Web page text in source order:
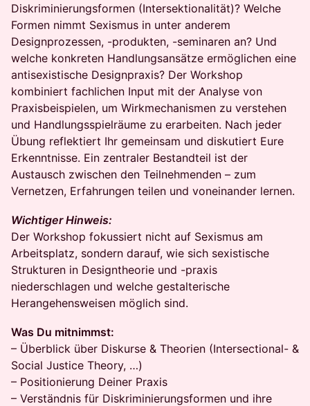
Diskriminierungsformen (Intersektionalität)? Welche
Formen nimmt Sexismus in unter anderem
Designprozessen, -produkten, -seminaren an? Und
welche konkreten Handlungsansätze ermöglichen eine
antisexistische Designpraxis? Der Workshop
kombiniert fachlichen Input mit der Analyse von
Praxisbeispielen, um Wirkmechanismen zu verstehen
und Handlungsspielräume zu erarbeiten. Nach jeder
Übung reflektiert Ihr gemeinsam und diskutiert Eure
Erkenntnisse. Ein zentraler Bestandteil ist der
Austausch zwischen den Teilnehmenden – zum
Vernetzen, Erfahrungen teilen und voneinander lernen.
Wichtiger Hinweis:
Der Workshop fokussiert nicht auf Sexismus am
Arbeitsplatz, sondern darauf, wie sich sexistische
Strukturen in Designtheorie und -praxis
niederschlagen und welche gestalterische
Herangehensweisen möglich sind.
Was Du mitnimmst:
– Überblick über Diskurse & Theorien (Intersectional- &
Social Justice Theory, …)
– Positionierung Deiner Praxis
– Verständnis für Diskriminierungsformen und ihre